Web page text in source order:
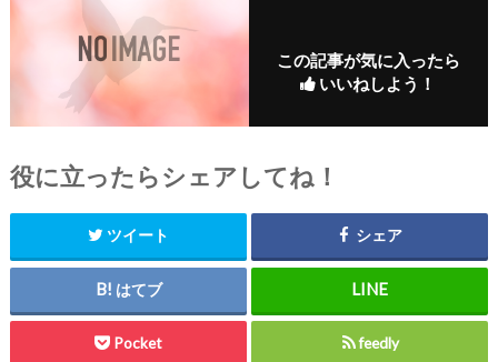
この記事が気に入ったら
いいねしよう！
役に立ったらシェアしてね！
ツイート シェア
はてブ
Pocket feedly